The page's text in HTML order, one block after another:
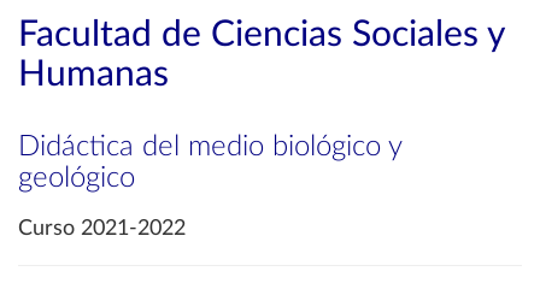
Facultad de Ciencias Sociales y
Humanas
Didáctica del medio biológico y
geológico
Curso 2021-2022